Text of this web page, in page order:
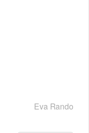
Eva Rando